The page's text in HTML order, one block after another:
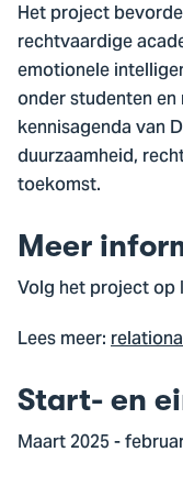
Het project
rechtvaardige
emotionele
onder studenten
kennisagenda van
duurzaamheid,
toekomst.
Meer
Volg het project op
Lees meer:
Start- en
Maart 2025 -